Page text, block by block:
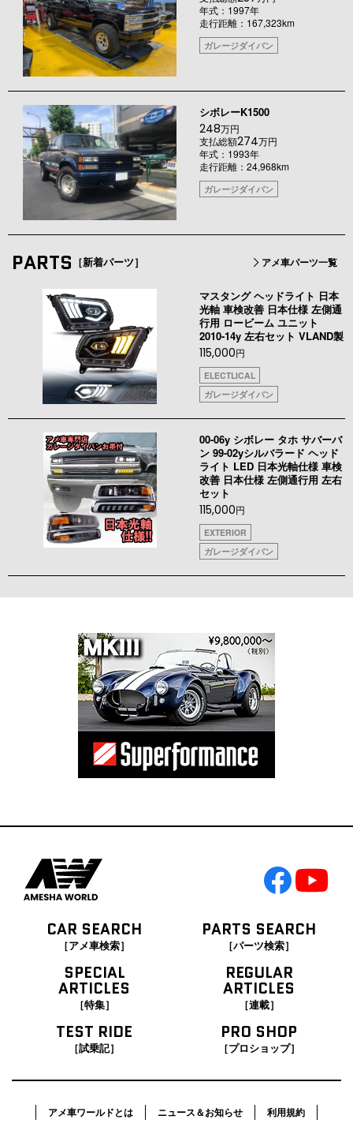
年式：1997年
走行距離：167,323km
ガレージダイバン
シボレーK1500
248万円
支払総額274万円
年式：1993年
走行距離：24,968km
ガレージダイバン
PARTS ［新着パーツ］ アメ車パーツ一覧
マスタング ヘッドライト 日本
光軸 車検改善 日本仕様 左側通
行用 ロービーム ユニット
2010-14y 左右セット VLAND製
115,000円
ELECTLICAL
ガレージダイバン
00-06y シボレー タホ サバーバ
ン 99-02yシルバラード ヘッド
ライト LED 日本光軸仕様 車検
改善 日本仕様 左側通行用 左右
セット
115,000円
EXTERIOR
ガレージダイバン
CAR SEARCH
［アメ車検索］
PARTS SEARCH
［パーツ検索］
SPECIAL
ARTICLES
［特集］
REGULAR
ARTICLES
［連載］
TEST RIDE
［試乗記］
PRO SHOP
［プロショップ］
アメ車ワールドとは ニュース＆お知らせ 利用規約